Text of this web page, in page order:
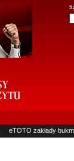
eTOTO zakłady